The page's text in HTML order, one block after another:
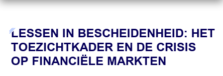
LESSEN IN BESCHEIDENHEID: HET
TOEZICHTKADER EN DE CRISIS
OP FINANCIËLE MARKTEN